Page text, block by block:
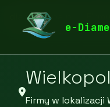
e-
diamentspa.pl
Firmy w lokalizacji